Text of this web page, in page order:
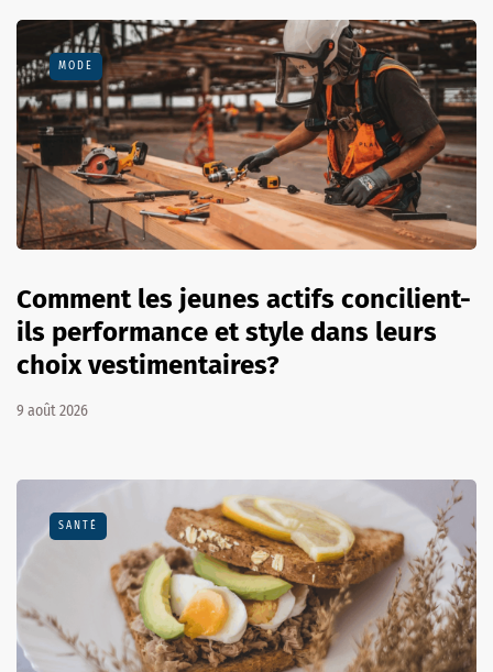
MODE
Comment les jeunes actifs concilient-
ils performance et style dans leurs
choix vestimentaires?
9 août 2026
SANTÉ